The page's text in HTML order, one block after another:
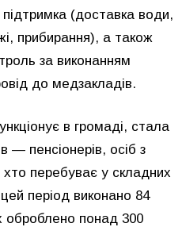
(доставка води,
прибирання), а також
за виконанням
до медзакладів.
в громаді, стала
— пенсіонерів, осіб з
перебуває у складних
період виконано 84
оброблено понад 300